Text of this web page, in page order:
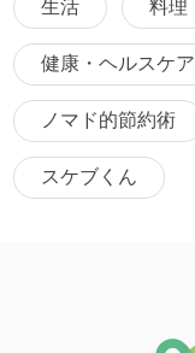
生活 料理
健康・ヘルスケア
ノマド的節約術
スケブくん